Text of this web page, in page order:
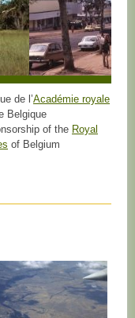
de l’Académie royale
Belgique
of the Royal
of Belgium